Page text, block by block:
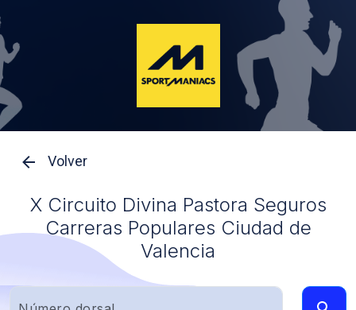
Volver
X Circuito Divina Pastora Seguros
Carreras Populares Ciudad de
Valencia